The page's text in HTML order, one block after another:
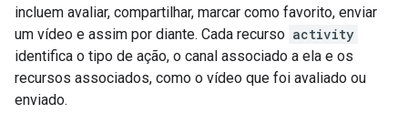
incluem avaliar, compartilhar, marcar como favorito, enviar
um vídeo e assim por diante. Cada recurso activity
identifica o tipo de ação, o canal associado a ela e os
recursos associados, como o vídeo que foi avaliado ou
enviado.